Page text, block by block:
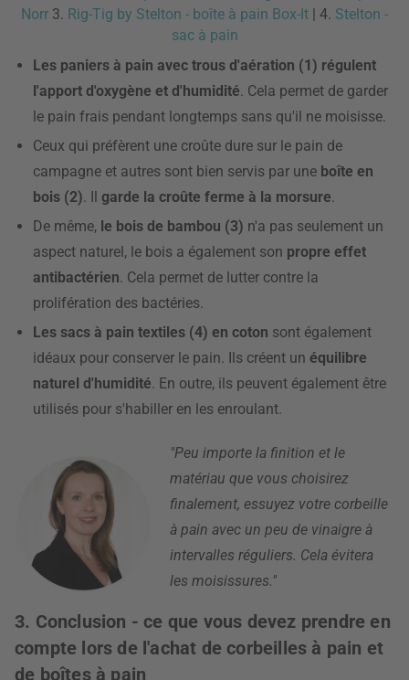
Norr 3. Rig-Tig by Stelton - boîte à pain Box-It | 4. Stelton -
sac à pain
Les paniers à pain avec trous d'aération (1) régulent
l'apport d'oxygène et d'humidité. Cela permet de garder
le pain frais pendant longtemps sans qu'il ne moisisse.
Ceux qui préfèrent une croûte dure sur le pain de
campagne et autres sont bien servis par une boîte en
bois (2). Il garde la croûte ferme à la morsure.
De même, le bois de bambou (3) n'a pas seulement un
aspect naturel, le bois a également son propre effet
antibactérien. Cela permet de lutter contre la
prolifération des bactéries.
Les sacs à pain textiles (4) en coton sont également
idéaux pour conserver le pain. Ils créent un équilibre
naturel d'humidité. En outre, ils peuvent également être
utilisés pour s'habiller en les enroulant.
"Peu importe la finition et le
matériau que vous choisirez
finalement, essuyez votre corbeille
à pain avec un peu de vinaigre à
intervalles réguliers. Cela évitera
les moisissures."
3. Conclusion - ce que vous devez prendre en
compte lors de l'achat de corbeilles à pain et
de boîtes à pain